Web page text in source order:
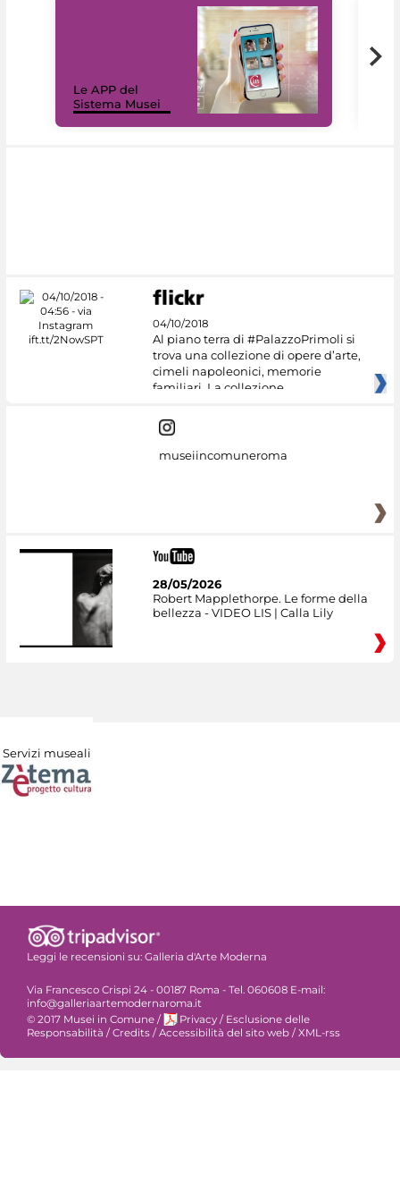
Le APP del
Sistema Musei
04/10/2018
Al piano terra di #PalazzoPrimoli si
trova una collezione di opere d’arte,
cimeli napoleonici, memorie
familiari. La collezione
museiincomuneroma
28/05/2026
Robert Mapplethorpe. Le forme della
bellezza - VIDEO LIS | Calla Lily
Servizi museali
Leggi le recensioni su: Galleria d'Arte Moderna
Via Francesco Crispi 24 - 00187 Roma - Tel. 060608 E-mail:
info@galleriaartemodernaroma.it
© 2017 Musei in Comune / Privacy / Esclusione delle
Responsabilità /Credits /Accessibilità del sito web /XML-rss